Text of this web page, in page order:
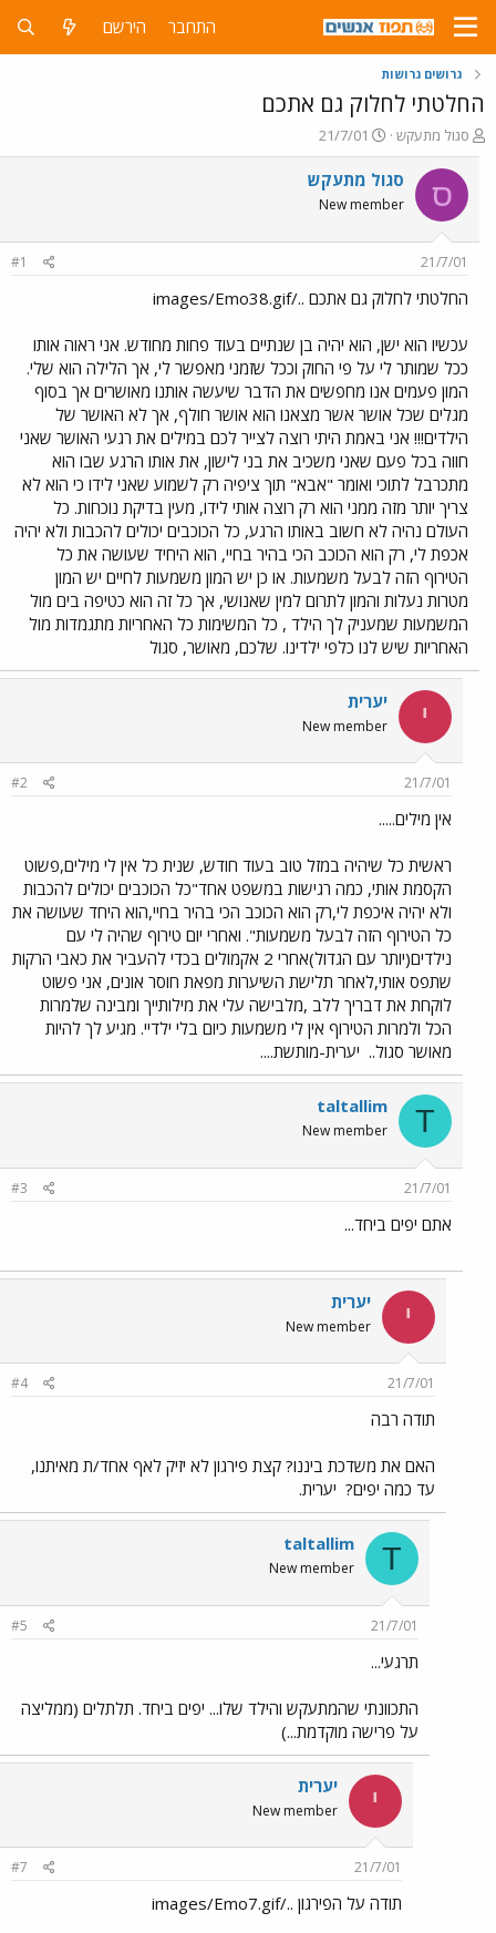
התחבר הירשם
גרושים גרושות
החלטתי לחלוק גם אתכם
פ
ו
ת
ח
ה
ש
א
סגול מתעקש
פ
ו
ר
ם
ר
21/7/01
ס סגול מתעקש
New member
21/7/01
#1
החלטתי לחלוק גם אתכם ../images/Emo38.gif
עכשיו הוא ישן, הוא יהיה בן שנתיים בעוד פחות מחודש. אני ראוה אותו
ככל שמותר לי על פי החוק וככל שזמני מאפשר לי, אך הלילה הוא שלי.
המון פעמים אנו מחפשים את הדבר שיעשה אותנו מאושרים אך בסוף
מגלים שכל אושר אשר מצאנו הוא אושר חולף, אך לא האושר של
הילדים!!! אני באמת היתי רוצה לצייר לכם במילים את רגעי האושר שאני
חווה בכל פעם שאני משכיב את בני לישון, את אותו הרגע שבו הוא
מתכרבל לתוכי ואומר "אבא" תוך ציפיה רק לשמוע שאני לידו כי הוא לא
צריך יותר מזה ממני הוא רק רוצה אותי לידו, מעין בדיקת נוכחות. כל
העולם נהיה לא חשוב באותו הרגע, כל הכוכבים יכולים להכבות ולא יהיה
אכפת לי, רק הוא הכוכב הכי בהיר בחיי, הוא היחיד שעושה את כל
הטירוף הזה לבעל משמעות. או כן יש המון משמעות לחיים יש המון
מטרות נעלות והמון לתרום למין שאנושי, אך כל זה הוא כטיפה בים מול
המשמעות שמעניק לך הילד , כל המשימות כל האחריות מתגמדות מול
האחריות שיש לנו כלפי ילדינו. שלכם, מאושר, סגול
י יערית
New member
21/7/01
#2
אין מילים.....
ראשית כל שיהיה במזל טוב בעוד חודש, שנית כל אין לי מילים,פשוט
הקסמת אותי, כמה רגישות במשפט אחד"כל הכוכבים יכולים להכבות
ולא יהיה איכפת לי,רק הוא הכוכב הכי בהיר בחיי,הוא היחד שעושה את
כל הטירוף הזה לבעל משמעות". ואחרי יום טירוף שהיה לי עם
נילדים(יותר עם הגדול)אחרי 2 אקמולים בכדי להעביר את כאבי הרקות
שתפס אותי,לאחר תלישת השיערות מפאת חוסר אונים, אני פשוט
לוקחת את דבריך ללב ,מלבישה עלי את מילותייך ומבינה שלמרות
הכל ולמרות הטירוף אין לי משמעות כיום בלי ילדיי. מגיע לך להיות
מאושר סגול.. יערית-מותשת....
T
taltallim
New member
21/7/01
#3
אתם יפים ביחד...
י יערית
New member
21/7/01
#4
תודה רבה
האם את משדכת ביננו? קצת פירגון לא יזיק לאף אחד/ת מאיתנו,
עד כמה יפים? יערית.
T
taltallim
New member
21/7/01
#5
תרגעי...
התכוונתי שהמתעקש והילד שלו... יפים ביחד. תלתלים (ממליצה
על פרישה מוקדמת...)
י יערית
New member
21/7/01
#7
תודה על הפירגון ../images/Emo7.gif